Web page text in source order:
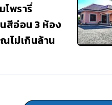
โพรารี่
สีอ่อน 3 ห้อง
ไม่เกินล้าน